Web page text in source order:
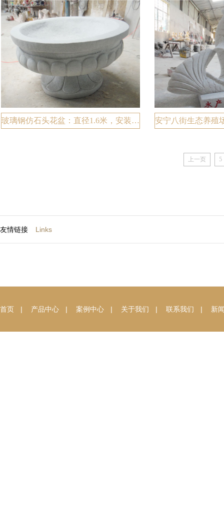
玻璃钢仿石头花盆：直径1.6米，安装地点丽江玉龙地产，竣工时间2011年7月15日
上一页 5
友情链接 Links
首页 | 产品中心 | 案例中心 | 关于我们 | 联系我们 | 新